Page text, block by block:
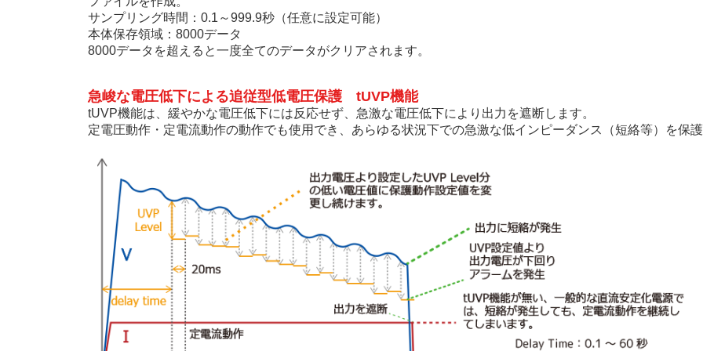
サンプリング時間：0.1～999.9秒（任意に設定可能）
本体保存領域：8000データ
8000データを超えると一度全てのデータがクリアされます。
急峻な電圧低下による追従型低電圧保護 tUVP機能
tUVP機能は、緩やかな電圧低下には反応せず、急激な電圧低下により出力を遮断します。
定電圧動作・定電流動作の動作でも使用でき、あらゆる状況下での急激な低インピーダンス（短絡等）を保